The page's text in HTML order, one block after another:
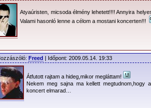
Atyaúristen, micsoda élmény lehetett!!!! Annyira
Valami hasonló lenne a célom a mostani koncerten!!!
Freed | Időpont: 2009.05.14. 19:33
Átfutott rajtam a hideg,mikor megláttam!
Nekem meg sajna ma kellett megtudnom,hogy
koncert elmarad…